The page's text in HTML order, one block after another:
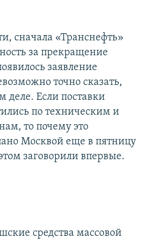
сначала «Транснефть»
за прекращение
заявление
точно сказать,
деле. Если поставки
по техническим и
то почему это
Москвой еще в пятницу
заговорили впервые.
средства массовой